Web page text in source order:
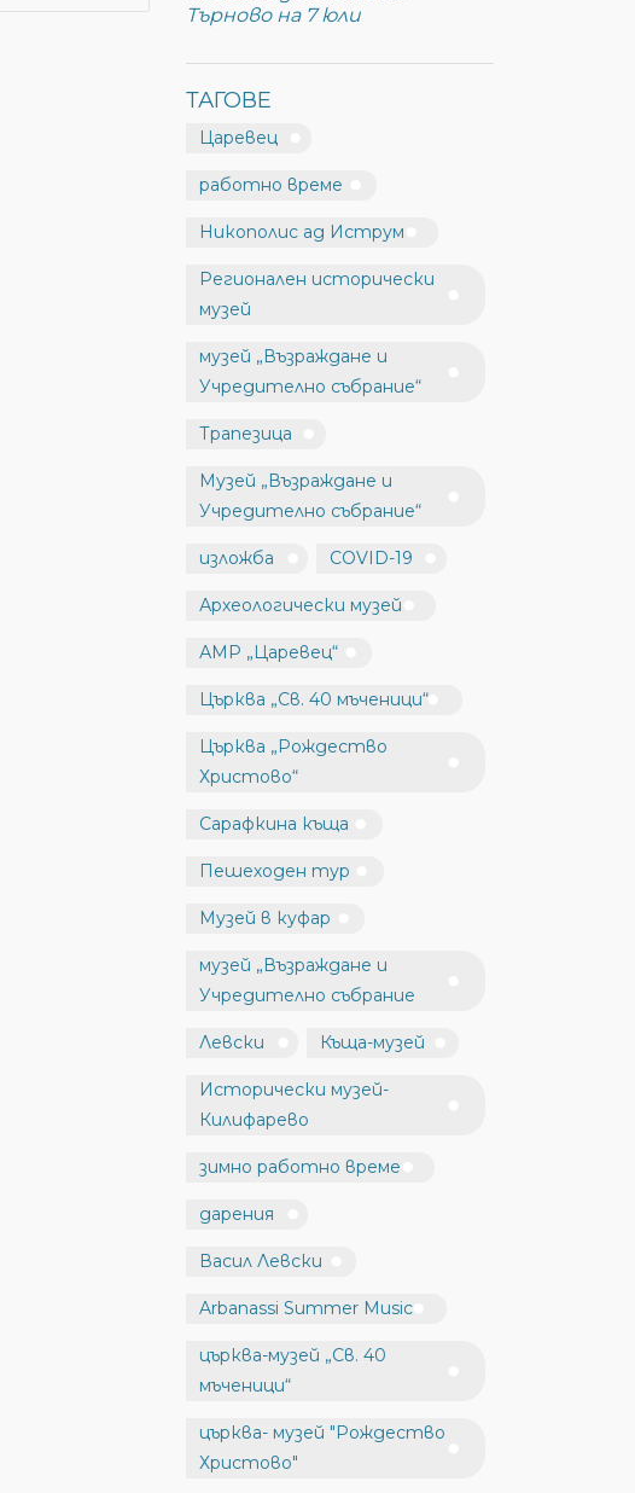
Търново на 7 юли
ТАГОВЕ
Царевец
работно време
Никополис ад Иструм
Регионален исторически
музей
музей „Възраждане и
Учредително събрание“
Трапезица
Музей „Възраждане и
Учредително събрание“
изложба COVID-19
Археологически музей
АМР „Царевец“
Църква „Св. 40 мъченици“
Църква „Рождество
Христово“
Сарафкина къща
Пешеходен тур
Музей в куфар
музей „Възраждане и
Учредително събрание
Левски Къща-музей
Исторически музей-
Килифарево
зимно работно време
дарения
Васил Левски
Arbanassi Summer Music
църква-музей „Св. 40
мъченици“
църква- музей "Рождество
Христово"